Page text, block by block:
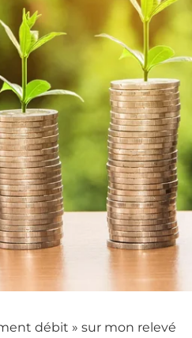
débit » sur mon relevé